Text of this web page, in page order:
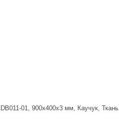
01, 900х400х3 мм, Каучук, Ткань